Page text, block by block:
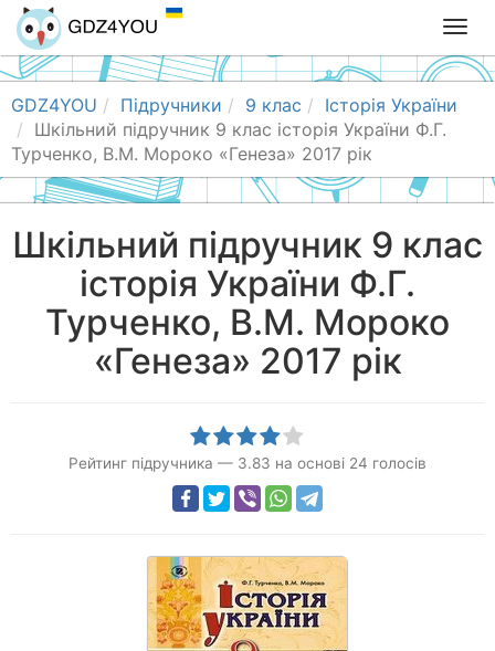
T
o
g
g
n
a
i
GDZ4YOU Підручники 9 клас
Історія України
Шкільний підручник 9 клас історія України Ф.Г.
Турченко, В.М. Мороко «Генеза» 2017 рік
Шкільний підручник 9 клас
історія України Ф.Г.
Турченко, В.М. Мороко
«Генеза» 2017 рік
Рейтинг підручника — 3.83 на основі 24 голосів